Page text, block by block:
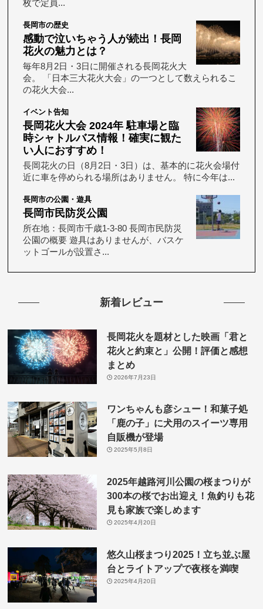
枚で定員...
長岡市の歴史
感動で泣いちゃう人が続出！長岡
花火の魅力とは？
毎年8月2日・3日に開催される長岡花火大
会。 「日本三大花火大会」の一つとして数えられるこ
の花火大会...
イベント告知
長岡花火大会 2024年 駐車場と臨
時シャトルバス情報！確実に観た
い人におすすめ！
長岡花火の日（8月2日・3日）は、基本的に花火会場付
近に車を停められる場所はありません。 特に今年は...
長岡市の公園・遊具
長岡市民防災公園
所在地：長岡市千歳1-3-80 長岡市民防災
公園の概要 遊具はありませんが、バスケ
ットゴールが設置さ...
新着レビュー
長岡花火を題材とした映画「君と
花火と約束と」公開！評価と感想
まとめ
2026年7月23日
ワンちゃんも彦シュー！和菓子処
「鹿の子」に犬用のスイーツ専用
自販機が登場
2025年5月8日
2025年越路河川公園の桜まつりが
300本の桜でお出迎え！魚釣りも花
見も家族で楽しめます
2025年4月20日
悠久山桜まつり2025！立ち並ぶ屋
台とライトアップで夜桜を満喫
2025年4月20日